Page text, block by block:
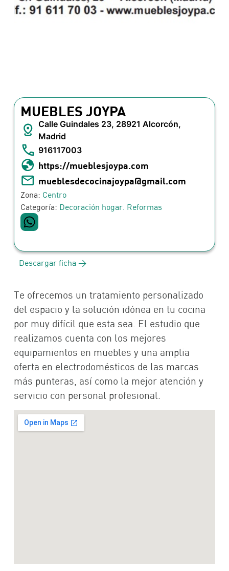
MUEBLES JOYPA
Calle Guindales 23, 28921 Alcorcón,
Madrid
916117003
https://mueblesjoypa.com
mueblesdecocinajoypa@gmail.com
Zona: Centro
Categoría: Decoración hogar. Reformas
Descargar ficha >
Te ofrecemos un tratamiento personalizado
del espacio y la solución idónea en tu cocina
por muy difícil que esta sea. El estudio que
realizamos cuenta con los mejores
equipamientos en muebles y una amplia
oferta en electrodomésticos de las marcas
más punteras, así como la mejor atención y
servicio con personal profesional.